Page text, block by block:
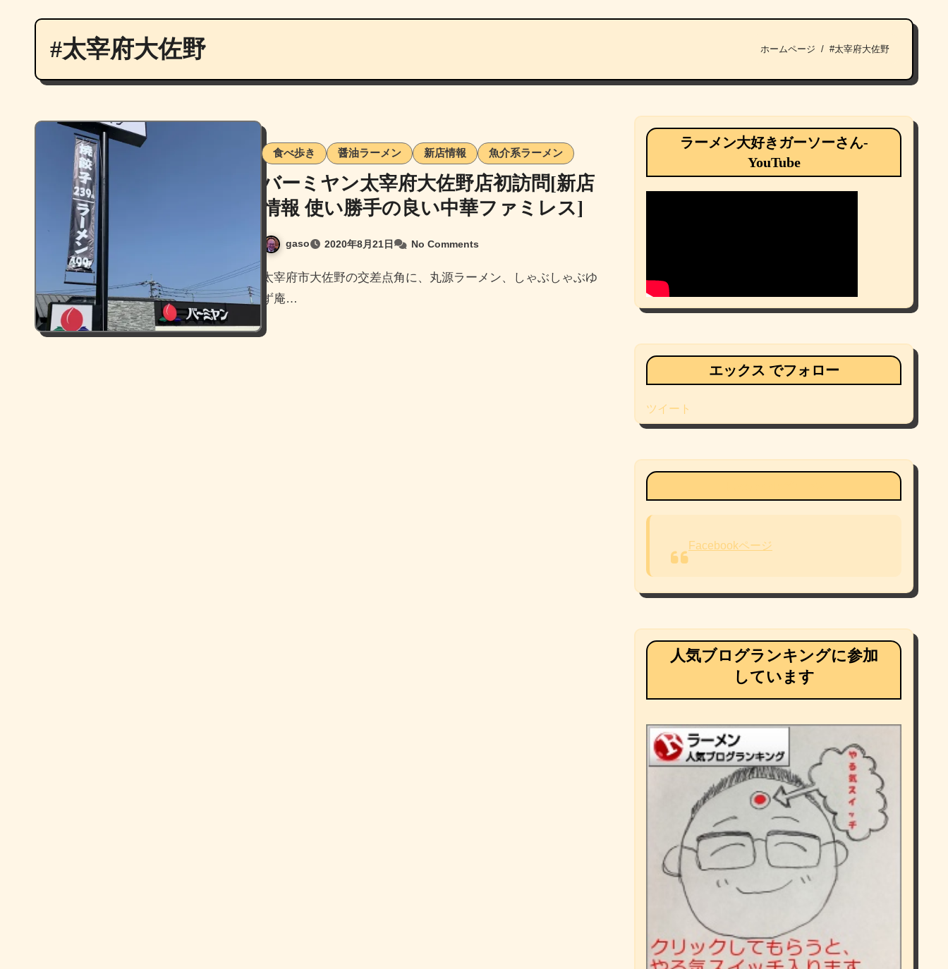
#太宰府大佐野 ホームページ #太宰府大佐野
食べ歩き 醤油ラーメン 新店情報 魚介系ラーメン
バーミヤン太宰府大佐野店初訪問[新店
情報 使い勝手の良い中華ファミレス]
gaso 2020年8月21日 No Comments
太宰府市大佐野の交差点角に、丸源ラーメン、しゃぶしゃぶゆ
ず庵…
ラーメン大好きガーソーさん-
YouTube
エックス でフォロー
ツイート
Facebookページ
人気ブログランキングに参加
しています